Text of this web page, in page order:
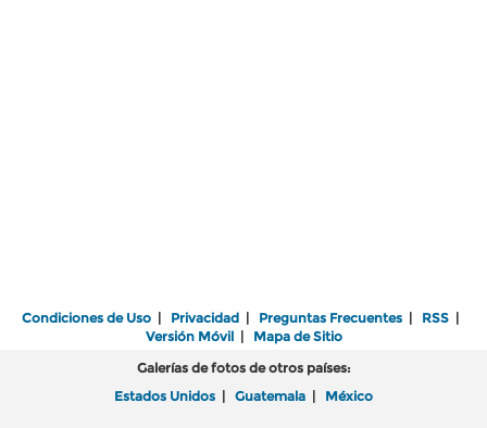
Condiciones de Uso | Privacidad | Preguntas Frecuentes | RSS |
Versión Móvil| Mapa de Sitio
Galerías de fotos de otros países:
Estados Unidos | Guatemala | México